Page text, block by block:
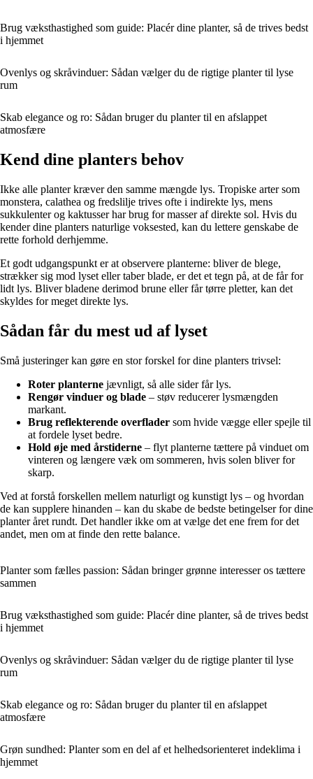
Brug væksthastighed som guide: Placér dine planter, så de trives bedst
i hjemmet
Ovenlys og skråvinduer: Sådan vælger du de rigtige planter til lyse
rum
Skab elegance og ro: Sådan bruger du planter til en afslappet
atmosfære
Kend dine planters behov
Ikke alle planter kræver den samme mængde lys. Tropiske arter som
monstera, calathea og fredslilje trives ofte i indirekte lys, mens
sukkulenter og kaktusser har brug for masser af direkte sol. Hvis du
kender dine planters naturlige voksested, kan du lettere genskabe de
rette forhold derhjemme.
Et godt udgangspunkt er at observere planterne: bliver de blege,
strækker sig mod lyset eller taber blade, er det et tegn på, at de får for
lidt lys. Bliver bladene derimod brune eller får tørre pletter, kan det
skyldes for meget direkte lys.
Sådan får du mest ud af lyset
Små justeringer kan gøre en stor forskel for dine planters trivsel:
Roter planterne jævnligt, så alle sider får lys.
Rengør vinduer og blade – støv reducerer lysmængden
markant.
Brug reflekterende overflader som hvide vægge eller spejle til
at fordele lyset bedre.
Hold øje med årstiderne – flyt planterne tættere på vinduet om
vinteren og længere væk om sommeren, hvis solen bliver for
skarp.
Ved at forstå forskellen mellem naturligt og kunstigt lys – og hvordan
de kan supplere hinanden – kan du skabe de bedste betingelser for dine
planter året rundt. Det handler ikke om at vælge det ene frem for det
andet, men om at finde den rette balance.
Planter som fælles passion: Sådan bringer grønne interesser os tættere
sammen
Brug væksthastighed som guide: Placér dine planter, så de trives bedst
i hjemmet
Ovenlys og skråvinduer: Sådan vælger du de rigtige planter til lyse
rum
Skab elegance og ro: Sådan bruger du planter til en afslappet
atmosfære
Grøn sundhed: Planter som en del af et helhedsorienteret indeklima i
hjemmet